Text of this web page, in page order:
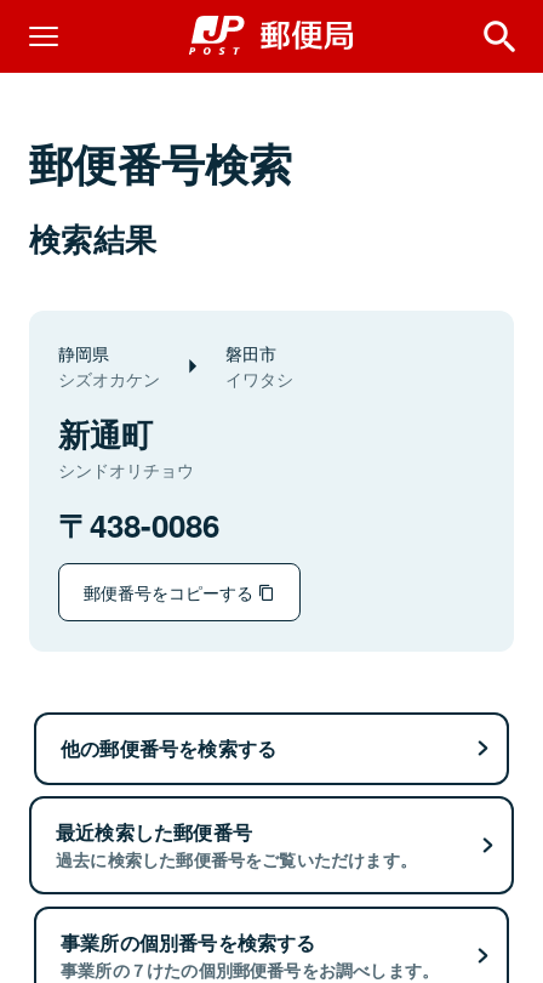
郵便番号検索
検索結果
静岡県
シズオカケン
磐田市
イワタシ
新通町
シンドオリチョウ
438-0086
郵便番号をコピーする
他の郵便番号を検索する
最近検索した郵便番号
過去に検索した郵便番号をご覧いただけます。
事業所の個別番号を検索する
事業所の７けたの個別郵便番号をお調べします。